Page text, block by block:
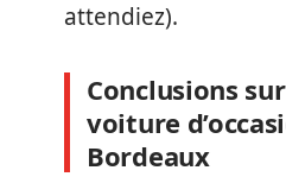
attendiez).
Conclusions
voiture
Bordeaux